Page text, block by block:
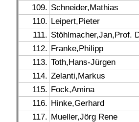
109. Schneider,Mathias
110. Leipert,Pieter
111. Stöhlmacher,Jan,Prof.
112. Franke,Philipp
113. Toth,Hans-Jürgen
114. Zelanti,Markus
115. Fock,Amina
116. Hinke,Gerhard
117. Mueller,Jörg Rene